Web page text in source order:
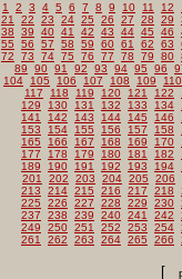
1 2 3 4 5 6 7 8 9 10 11 12
21
22 23 24 25 26 27 28 29
38
39 40 41 42 43 44 45 46
55
56 57 58 59 60 61 62 63
72
73 74 75 76 77 78 79 80
89
90 91 92 93 94 95 96
104
105 106 107 108 109
110
117
118 119 120 121 122
129
130 131 132 133 134
141
142 143 144 145 146
153
154 155 156 157 158
165
166 167 168 169 170
177
178 179 180 181 182
189
190 191 192 193 194
201
202 203 204 205
206
213
214 215 216 217 218
225
226 227 228 229 230
237
238 239 240 241 242
249
250 251 252 253 254
261
262 263 264 265 266
[